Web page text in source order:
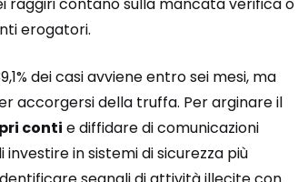
erogatori.
dei casi avviene entro sei mesi, ma
accorgersi della truffa. Per arginare il
conti e diffidare di comunicazioni
in sistemi di sicurezza più